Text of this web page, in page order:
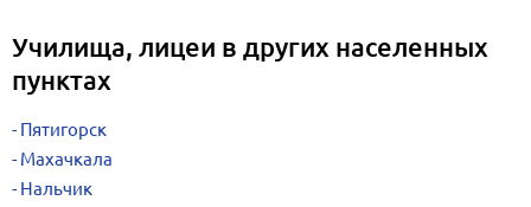
Училища, лицеи в других населенных
пунктах
Пятигорск
Махачкала
Нальчик